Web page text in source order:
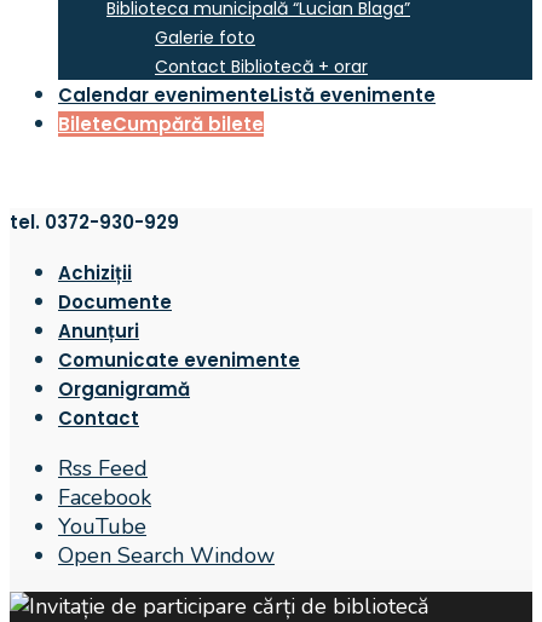
Biblioteca municipală “Lucian Blaga”
Galerie foto
Contact Bibliotecă + orar
Calendar evenimenteListă evenimente
BileteCumpără bilete
tel. 0372-930-929
Achiziții
Documente
Anunțuri
Comunicate evenimente
Organigramă
Contact
Rss Feed
Facebook
YouTube
Open Search Window